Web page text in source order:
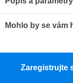
nebo dvě helmy:
SH40 Cargo je ideální
nástroj. Tento vrchní
Mohlo by se vám
Zaregistrujte